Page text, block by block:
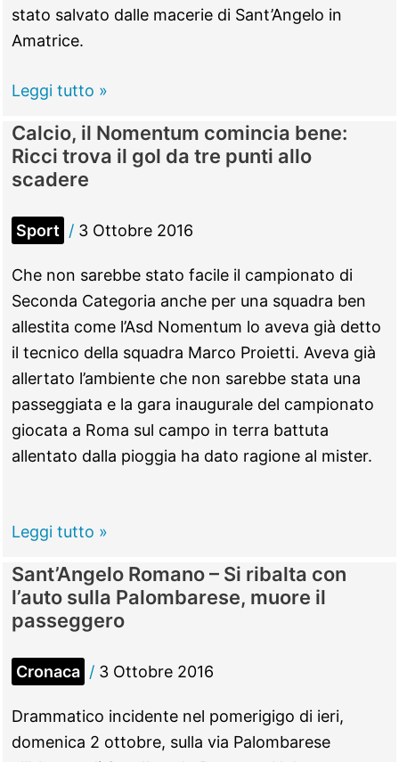
stato salvato dalle macerie di Sant’Angelo in
Amatrice.
Villa
–
8
ottobre
–
Un’amatriciana
per
Amatrice
Leggi tutto »
Calcio, il Nomentum comincia bene:
Ricci trova il gol da tre punti allo
scadere
Sport / 3 Ottobre 2016
Che non sarebbe stato facile il campionato di
Seconda Categoria anche per una squadra ben
allestita come l’Asd Nomentum lo aveva già detto
il tecnico della squadra Marco Proietti. Aveva già
allertato l’ambiente che non sarebbe stata una
passeggiata e la gara inaugurale del campionato
giocata a Roma sul campo in terra battuta
allentato dalla pioggia ha dato ragione al mister.
Calcio,
Nomentum
comincia
bene:
Ricci
trova
il
gol
Leggi tutto »
Sant’Angelo Romano – Si ribalta con
l’auto sulla Palombarese, muore il
passeggero
Cronaca / 3 Ottobre 2016
Drammatico incidente nel pomerigigo di ieri,
domenica 2 ottobre, sulla via Palombarese